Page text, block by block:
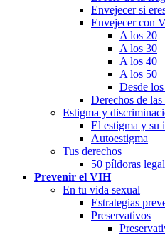
Envejecer si
Envejecer con
A los 20
A los 30
A los 40
A los 50
Desde
Derechos de
Estigma y
El estigma y su
Autoestigma
Tus derechos
50 píldoras
Prevenir el VIH
En tu vida sexual
Estrategias
Preservativos